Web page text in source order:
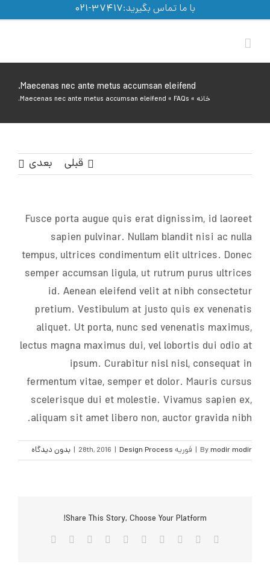
content
با ما تماس بگیرید:۳۷۴۱۷-۰۲۱
Maecenas nec ante metus accumsan eleifend.
خانه »
FAQs
»
Maecenas nec ante metus accumsan eleifend.
قبلی بعدی
Fusce porta augue quis erat dignissim, id laoreet
sapien pulvinar. Nullam blandit nisi ac nulla
tempus, ultrices condimentum elit ultrices. Donec
semper accumsan ligula, ut rutrum purus ultrices
id. Aenean eleifend velit at nibh consectetur
pretium. Vestibulum at justo quis ex venenatis
aliquet. Ut porta, nunc sed venenatis maximus,
lectus magna maximus dui, vel lobortis dui odio at
ipsum. Curabitur nisl nisl, consequat in
fermentum vitae, semper et dolor. Mauris cursus
scelerisque dui et molestie. Vivamus sapien ex,
aliquam sit amet libero non, auctor gravida nibh.
Bymodir modir
| فوریه 28th, 2016 | Design Process
| بدون ديدگاه
Share This Story, Choose Your Platform!
Facebook
Twitter
Reddit
LinkedIn
WhatsApp
Tumblr
Pinterest
Xing